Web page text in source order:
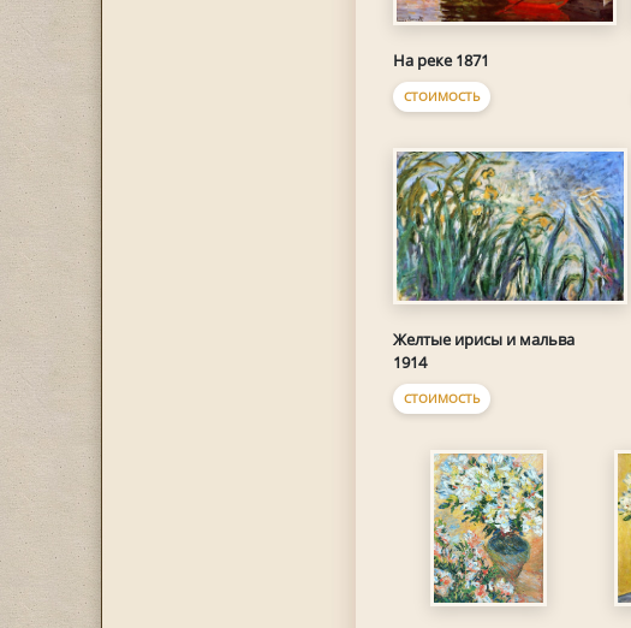
На реке 1871
СТОИМОСТЬ
Желтые ирисы и мальва
1914
СТОИМОСТЬ